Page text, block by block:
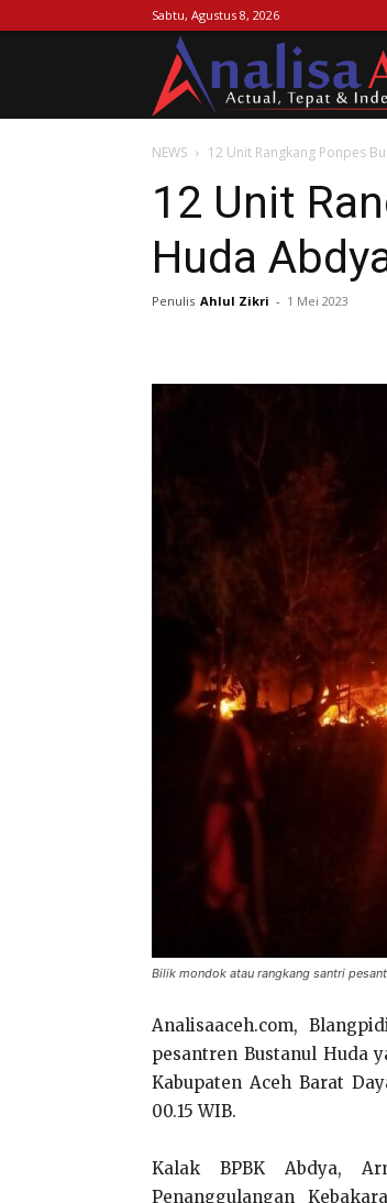
Sabtu, Agustus 8, 2026
NEWS 12 Unit Rangkang Ponpes
12 Unit
Huda
Penulis Ahlul Zikri - 1 Mei 2023
Bilik mondok atau rangkang santri
Analisaaceh.com,
pesantren Bustanul Huda
Kabupaten Aceh Barat
00.15 WIB.
Kalak BPBK Abdya,
Penanggulangan